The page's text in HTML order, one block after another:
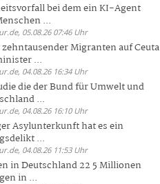
bei dem ein KI-Agent
...
05.08.26 07:46 Uhr
Migranten auf Ceuta
...
04.08.26 16:34 Uhr
die der Bund für Umwelt und
...
04.08.26 16:10 Uhr
Asylunterkunft hat es ein
...
04.08.26 11:53 Uhr
in Deutschland 22 5 Millionen
in ...